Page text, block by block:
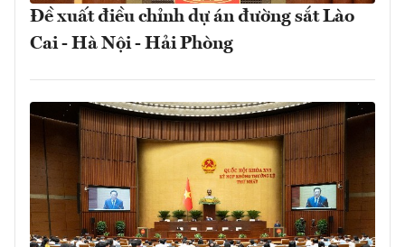
Đề xuất điều chỉnh dự án đường sắt Lào
Cai - Hà Nội - Hải Phòng